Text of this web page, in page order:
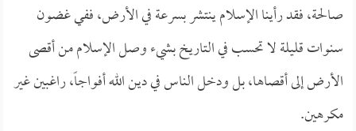
صالحة، فقد رأينا الإسلام ينتشر بسرعة في الأرض، ففي غضون
سنوات قليلة لا تحسب في التاريخ بشيء وصل الإسلام من أقصى
الأرض إلى أقصاها، بل ودخل الناس في دين الله أفواجاً، راغبين غير
مكرهين.